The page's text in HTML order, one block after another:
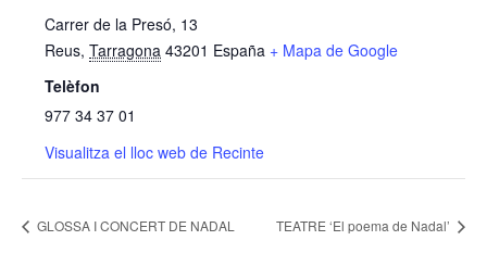
Carrer de la Presó, 13
Reus, Tarragona 43201 España + Mapa de Google
Telèfon
977 34 37 01
Visualitza el lloc web de Recinte
GLOSSA I CONCERT DE NADAL TEATRE ‘El poema de Nadal’